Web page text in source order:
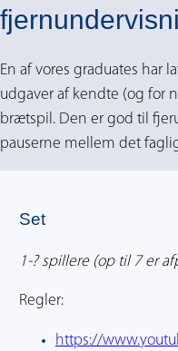
En af vores graduates har
udgaver af kendte (og for
brætspil. Den er god til
pauserne mellem det
Set
1-? spillere (op til 7 er
Regler:
https://